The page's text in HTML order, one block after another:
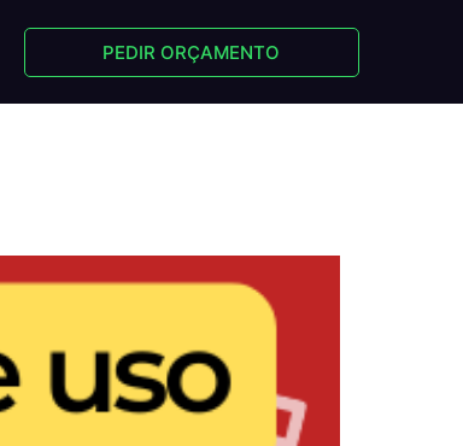
PEDIR ORÇAMENTO